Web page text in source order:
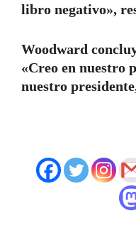
libro negativo»,
Woodward
«Creo en nuestro
nuestro